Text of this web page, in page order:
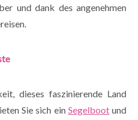
und dank des angenehmen
dieses faszinierende Land
Sie sich ein Segelbootund